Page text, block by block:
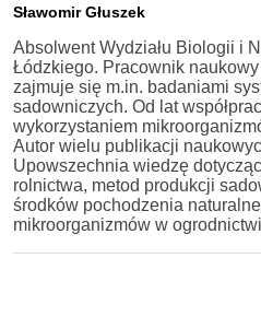
Sławomir Głuszek
Absolwent Wydziału Biologii i
Łódzkiego. Pracownik
zajmuje się m.in. badaniami
sadowniczych. Od lat
wykorzystaniem
Autor wielu publikacji
Upowszechnia wiedzę
rolnictwa, metod produkcji
środków pochodzenia
mikroorganizmów w